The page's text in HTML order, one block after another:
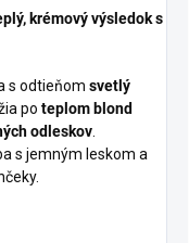
krémový výsledok s
s odtieňom svetlý
po teplom blond
odleskov.
s jemným leskom a